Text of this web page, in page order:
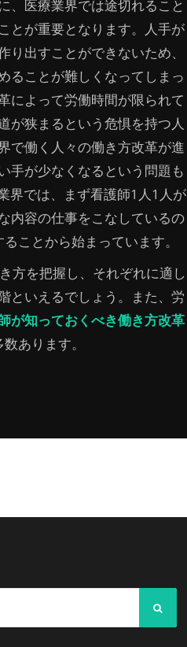
、医療業界では途切れること
とが重要となります。人手が
出すことができないため、
ることが難しくなってしまっ
によって労働時間が限られて
が狭まるという危惧を持つ人
で働く人々の働き方改革が進
手が少なくなるという問題も
界では、まず看護師1人1人が
内容の仕事をこなしているの
ことから始まっています。
方を把握し、それぞれに適し
といえるでしょう。また、労
が知っておくべき働き方改革
あります。